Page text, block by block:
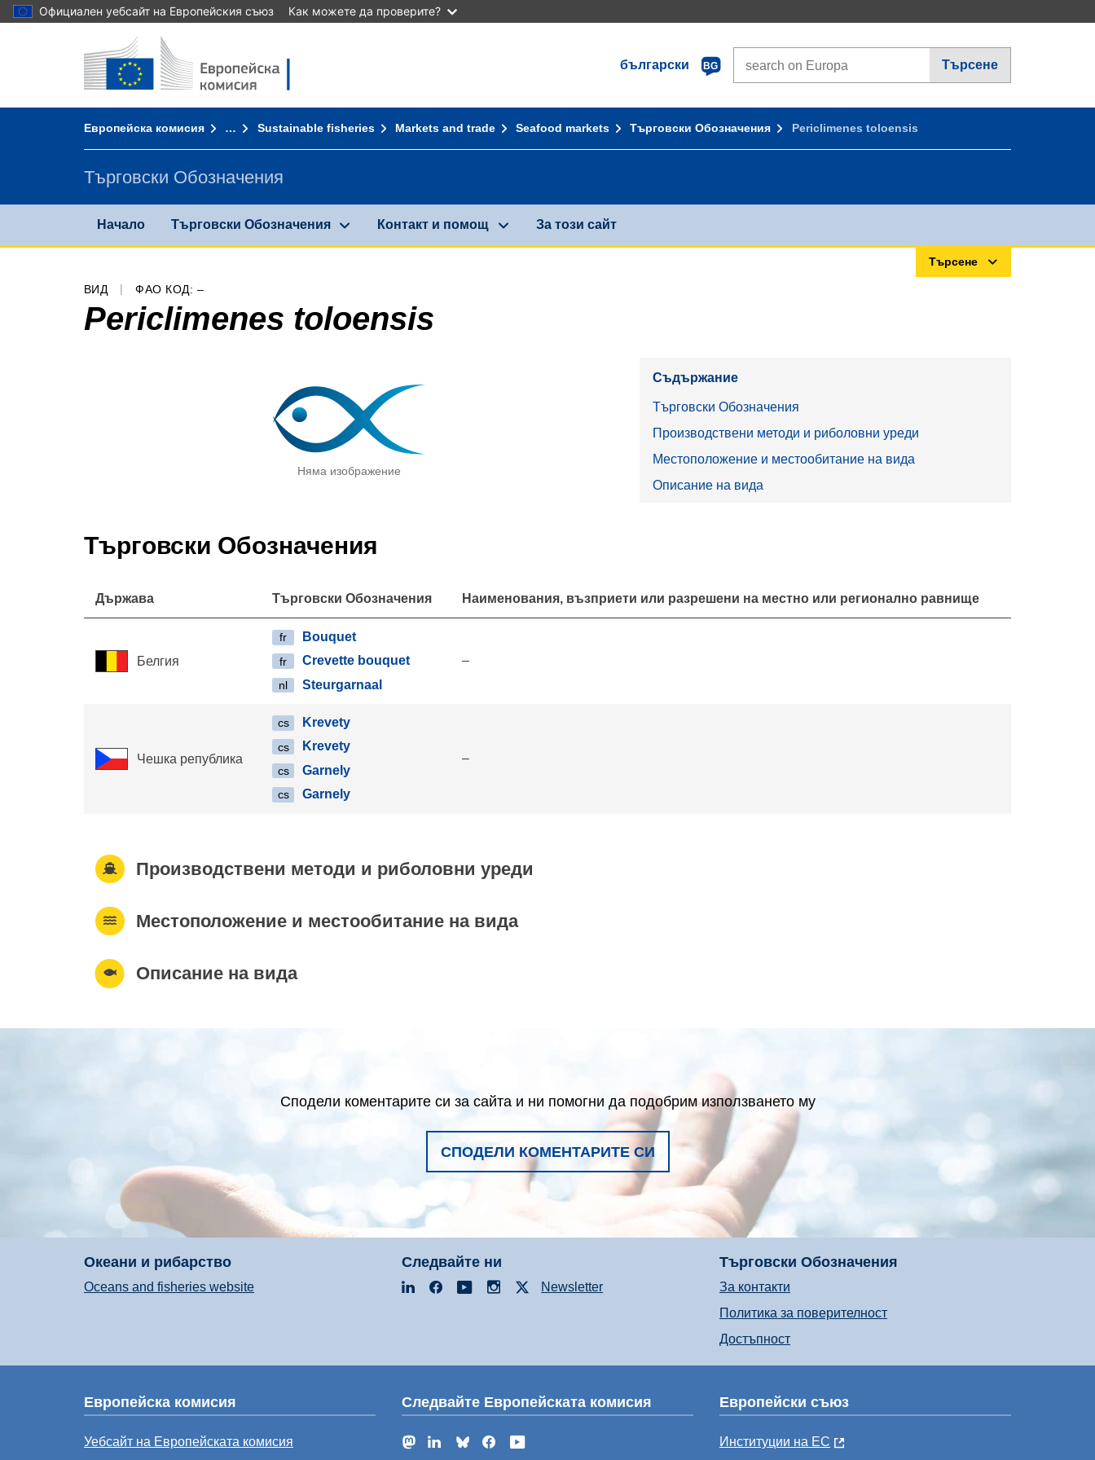
Официален уебсайт на Европейския съюз Как можете да проверите?
Към съдържанието
Начало - Европейска комисия
български
BG Търсене
Европейска комисия … Sustainable fisheries Markets and trade Seafood markets Търговски Обозначения Periclimenes toloensis
Търговски Обозначения
Начало Търговски Обозначения Контакт и помощ За този сайт
Търсене
ВИД ФАО КОД: –
Periclimenes toloensis
Няма изображение
Съдържание
Търговски Обозначения
Производствени методи и риболовни уреди
Местоположение и местообитание на вида
Описание на вида
Търговски Обозначения
Държава Търговски Обозначения Наименования, възприети или разрешени на местно или регионално равнище
Белгия
fr Bouquet
fr Crevette bouquet
nl Steurgarnaal
–
Чешка република
cs Krevety
cs Krevety
cs Garnely
cs Garnely
–
Производствени методи и риболовни уреди
Местоположение и местообитание на вида
Описание на вида
Сподели коментарите си за сайта и ни помогни да подобрим използването му
СПОДЕЛИ КОМЕНТАРИТЕ СИ
Океани и рибарство
Oceans and fisheries website
Следвайте ни
LinkedInFacebookYouTubeInstagramNewsletter
Търговски Обозначения
За контакти
Политика за поверителност
Достъпност
Европейска комисия
Уебсайт на Европейската комисия
Следвайте Европейската комисия
MastodonLinkedInBlueskyFacebook
Европейски съюз
Институции на ЕС